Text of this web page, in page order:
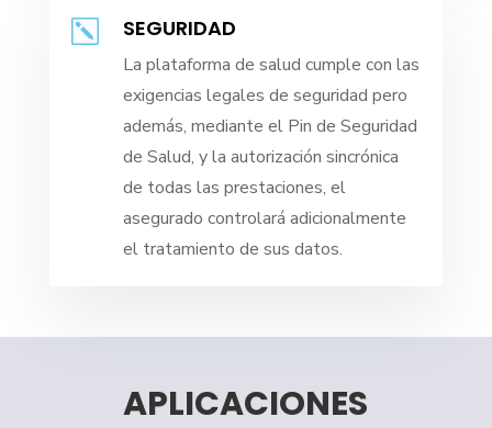
k SEGURIDAD
La plataforma de salud cumple con las
exigencias legales de seguridad pero
además, mediante el Pin de Seguridad
de Salud, y la autorización sincrónica
de todas las prestaciones, el
asegurado controlará adicionalmente
el tratamiento de sus datos.
APLICACIONES